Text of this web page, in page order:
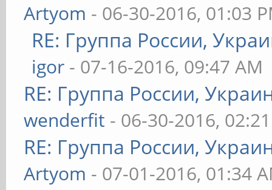
Artyom - 06-30-2016, 01:03
RE: Группа России,
igor - 07-16-2016, 09:47 AM
RE: Группа России,
wenderfit - 06-30-2016,
RE: Группа России,
Artyom - 07-01-2016, 01:34